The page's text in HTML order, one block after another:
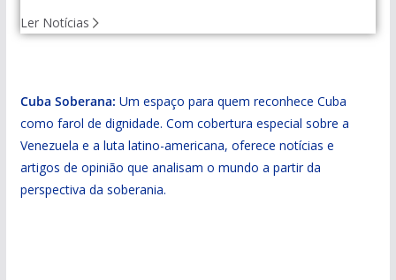
Ler Notícias
Cuba Soberana: Um espaço para quem reconhece Cuba
como farol de dignidade. Com cobertura especial sobre a
Venezuela e a luta latino-americana, oferece notícias e
artigos de opinião que analisam o mundo a partir da
perspectiva da soberania.